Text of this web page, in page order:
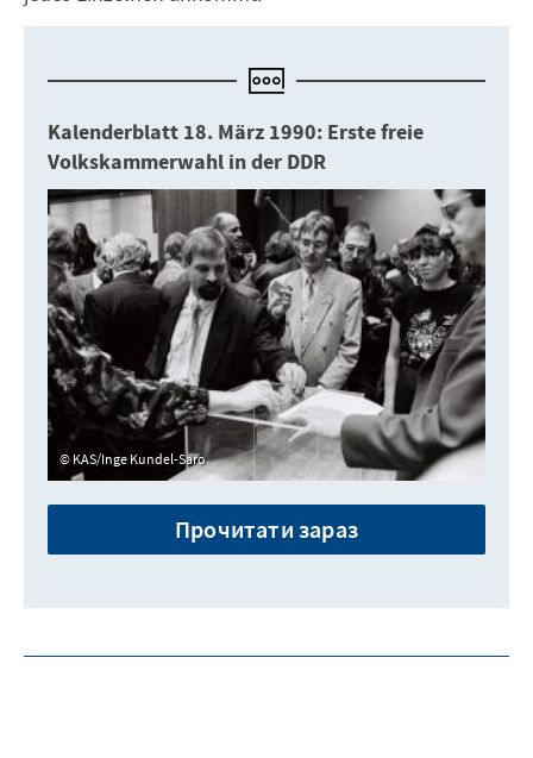
Kalenderblatt 18. März 1990: Erste freie
Volkskammerwahl in der DDR
KAS/Inge Kundel-Saro
Прочитати зараз